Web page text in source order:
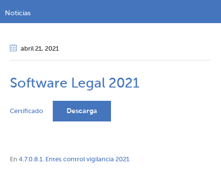
Noticias
abril 21, 2021
Software Legal 2021
Certificado Descarga
En 4.7.0.8.1. Entes control vigilancia 2021